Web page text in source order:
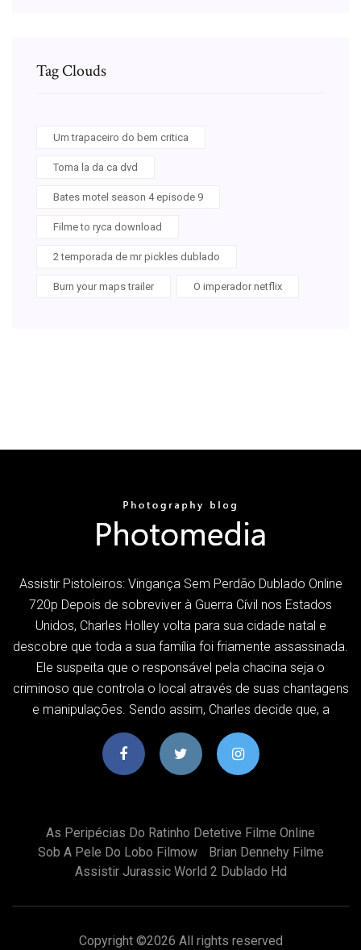
Tag Clouds
Um trapaceiro do bem critica
Toma la da ca dvd
Bates motel season 4 episode 9
Filme to ryca download
2 temporada de mr pickles dublado
Burn your maps trailer O imperador netflix
Assistir Pistoleiros: Vingança Sem Perdão Dublado Online
720p Depois de sobreviver à Guerra Cívil nos Estados
Unidos, Charles Holley volta para sua cidade natal e
descobre que toda a sua família foi friamente assassinada.
Ele suspeita que o responsável pela chacina seja o
criminoso que controla o local através de suas chantagens
e manipulações. Sendo assim, Charles decide que, a
As Peripécias Do Ratinho Detetive Filme Online
Sob A Pele Do Lobo Filmow
Brian Dennehy Filme
Assistir Jurassic World 2 Dublado Hd
Copyright ©2026 All rights reserved